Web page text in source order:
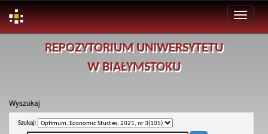
REPOZYTORIUM UNIWERSYTETU
W BIAŁYMSTOKU
Wyszukaj
Szukaj: